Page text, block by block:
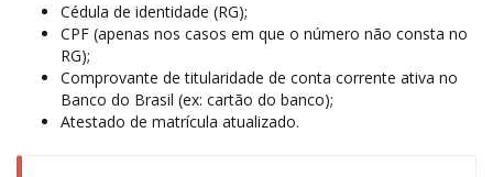
Cédula de identidade (RG);
CPF (apenas nos casos em que o número não consta no
RG);
Comprovante de titularidade de conta corrente ativa no
Banco do Brasil (ex: cartão do banco);
Atestado de matrícula atualizado.